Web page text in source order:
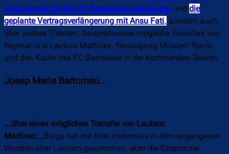
noch einmal für den FC Barcelona aufzulaufen und die
geplante Vertragsverlängerung mit Ansu Fati, sondern auch
über andere Themen, beispielsweise mögliche Transfers von
Neymar und Lautaro Martínez, Neuzugang Miralem Pjanic
und den Kader des FC Barcelona in der kommenden Saison.
Josep Maria Bartomeu…
…über einen möglichen Transfer von Lautaro
Martínez: „Barça hat mit Inter mehrmals in den vergangenen
Wochen über Lautaro gesprochen, aber die Gespräche